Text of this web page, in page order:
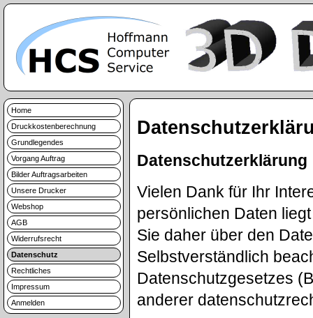
Home
Druckkostenberechnung
Grundlegendes
Vorgang Auftrag
Bilder Auftragsarbeiten
Unsere Drucker
Webshop
AGB
Widerrufsrecht
Datenschutz
Rechtliches
Impressum
Anmelden
Datenschutzerklärung
Vielen Dank für Ihr
persönlichen Daten
Sie daher über den
Selbstverständlich
Datenschutzgesetzes
anderer